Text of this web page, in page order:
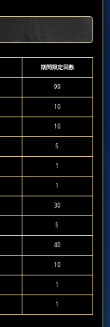
期間限定回数
99
10
10
5
1
1
30
5
40
10
1
1